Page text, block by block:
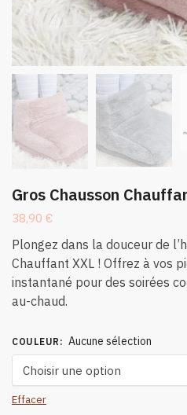
Gros Chausson
38,90 €
Plongez dans la douceur de
Chauffant XXL ! Offrez à vos
instantané pour des soirées
au-chaud.
COULEUR : Aucune sélection
Effacer